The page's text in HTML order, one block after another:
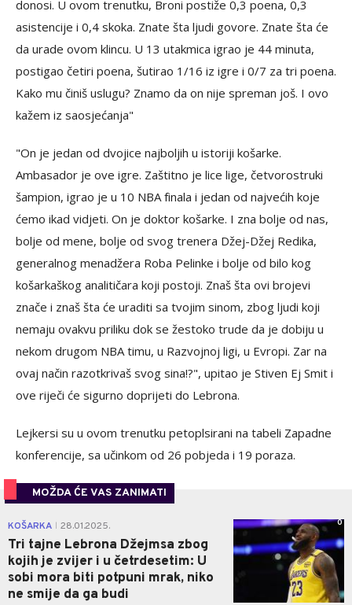
donosi. U ovom trenutku, Broni postiže 0,3 poena, 0,3
asistencije i 0,4 skoka. Znate šta ljudi govore. Znate šta će
da urade ovom klincu. U 13 utakmica igrao je 44 minuta,
postigao četiri poena, šutirao 1/16 iz igre i 0/7 za tri poena.
Kako mu činiš uslugu? Znamo da on nije spreman još. I ovo
kažem iz saosjećanja"
"On je jedan od dvojice najboljih u istoriji košarke.
Ambasador je ove igre. Zaštitno je lice lige, četvorostruki
šampion, igrao je u 10 NBA finala i jedan od najvećih koje
ćemo ikad vidjeti. On je doktor košarke. I zna bolje od nas,
bolje od mene, bolje od svog trenera Džej-Džej Redika,
generalnog menadžera Roba Pelinke i bolje od bilo kog
košarkaškog analitičara koji postoji. Znaš šta ovi brojevi
znače i znaš šta će uraditi sa tvojim sinom, zbog ljudi koji
nemaju ovakvu priliku dok se žestoko trude da je dobiju u
nekom drugom NBA timu, u Razvojnoj ligi, u Evropi. Zar na
ovaj način razotkrivaš svog sina!?", upitao je Stiven Ej Smit i
ove riječi će sigurno doprijeti do Lebrona.
Lejkersi su u ovom trenutku petoplsirani na tabeli Zapadne
konferencije, sa učinkom od 26 pobjeda i 19 poraza.
MOŽDA ĆE VAS ZANIMATI
KOŠARKA 28.01.2025.
Tri tajne Lebrona Džejmsa zbog
kojih je zvijer i u četrdesetim: U
sobi mora biti potpuni mrak, niko
ne smije da ga budi
0